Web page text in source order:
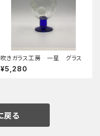
吹きガラス工房 一星 グラス
¥5,280
戻る